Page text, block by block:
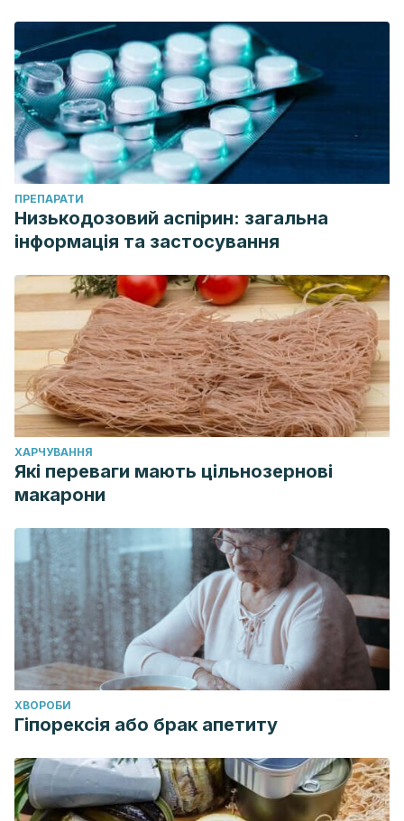
Zawadzki, M. J., Sliwinski, M. J., & Smyth, J. M. (2018).
Perseverative Cognitions and Stress Exposure: Comparing
Relationships With Psychological Health Across a Diverse
Adult Sample.
Annals of Behavioral Medicine, 52
1072.https://doi.org/10.1093/abm/kay009
ПРЕПАРАТИ
Низькодозовий аспірин: загальна
інформація та застосування
ХАРЧУВАННЯ
Які переваги мають цільнозернові
макарони
ХВОРОБИ
Гіпорексія або брак апетиту